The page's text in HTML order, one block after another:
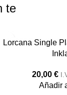
te
Lorcana Single
20,00€
Añadir